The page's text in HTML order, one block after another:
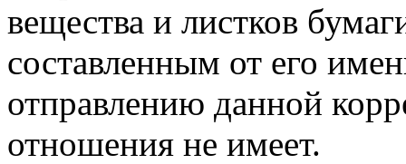
вещества и листков
составленным от его
отправлению данной
отношения не имеет.